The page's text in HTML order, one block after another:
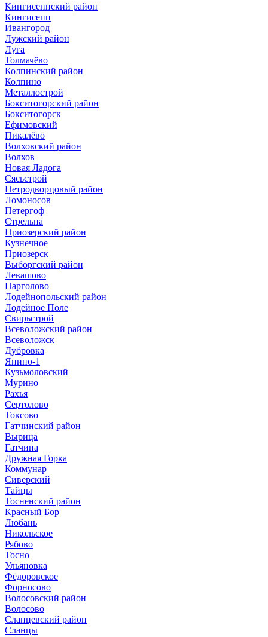
Кингисеппский район
Кингисепп
Ивангород
Лужский район
Луга
Толмачёво
Колпинский район
Колпино
Металлострой
Бокситогорский район
Бокситогорск
Ефимовский
Пикалёво
Волховский район
Волхов
Новая Ладога
Сясьстрой
Петродворцовый район
Ломоносов
Петергоф
Стрельна
Приозерский район
Кузнечное
Приозерск
Выборгский район
Левашово
Парголово
Лодейнопольский район
Лодейное Поле
Свирьстрой
Всеволожский район
Всеволожск
Дубровка
Янино-1
Кузьмоловский
Мурино
Рахья
Сертолово
Токсово
Гатчинский район
Вырица
Гатчина
Дружная Горка
Коммунар
Сиверский
Тайцы
Тосненский район
Красный Бор
Любань
Никольское
Рябово
Тосно
Ульяновка
Фёдоровское
Форносово
Волосовский район
Волосово
Сланцевский район
Сланцы